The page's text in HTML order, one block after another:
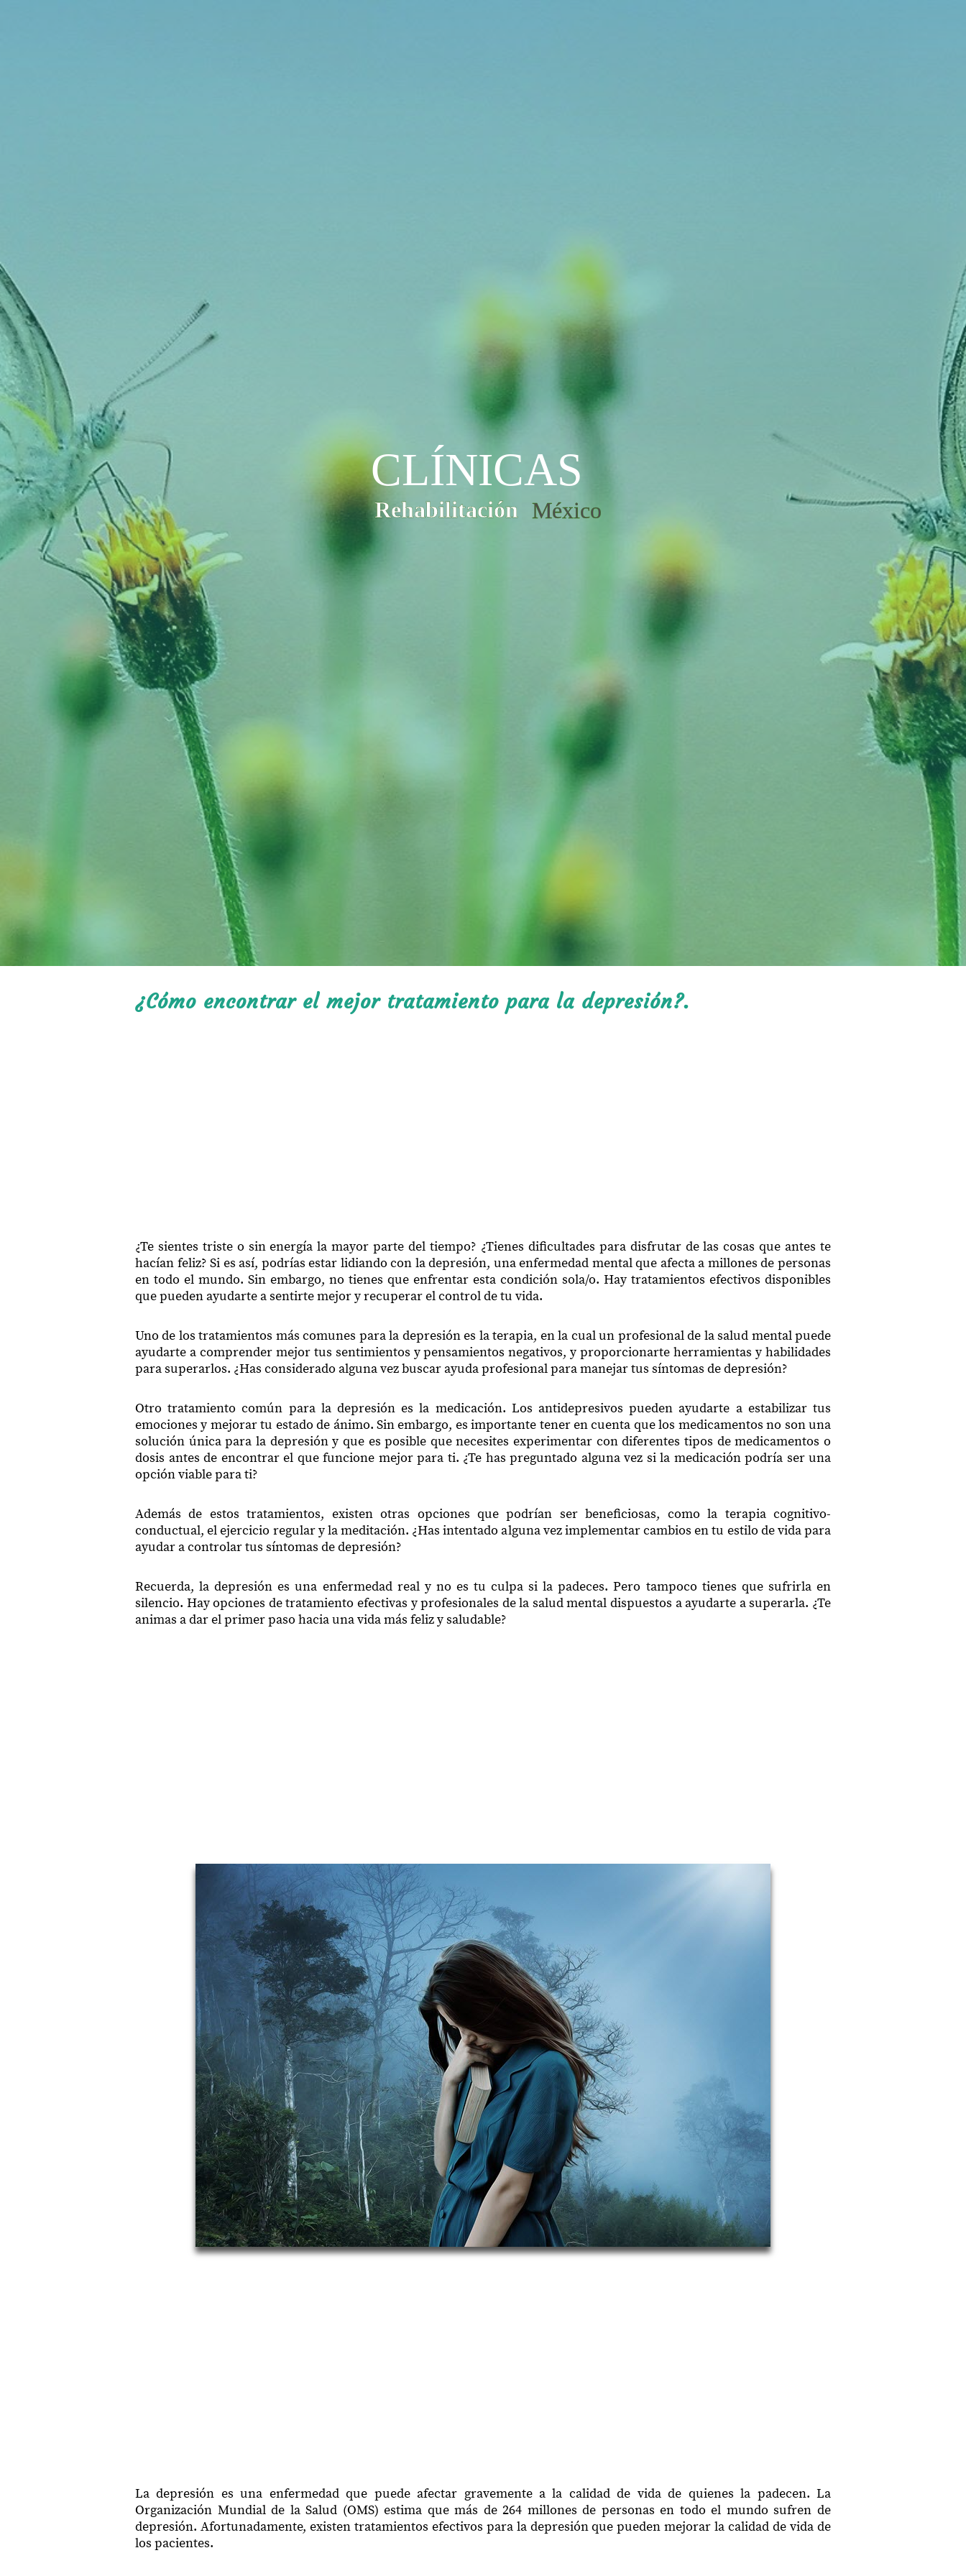
¿Cómo encontrar el mejor tratamiento para la depresión?.
¿Te sientes triste o sin energía la mayor parte del tiempo? ¿Tienes dificultades para disfrutar de las cosas que antes te
hacían feliz? Si es así, podrías estar lidiando con la depresión, una enfermedad mental que afecta a millones de personas
en todo el mundo. Sin embargo, no tienes que enfrentar esta condición sola/o. Hay tratamientos efectivos disponibles
que pueden ayudarte a sentirte mejor y recuperar el control de tu vida.
Uno de los tratamientos más comunes para la depresión es la terapia, en la cual un profesional de la salud mental puede
ayudarte a comprender mejor tus sentimientos y pensamientos negativos, y proporcionarte herramientas y habilidades
para superarlos. ¿Has considerado alguna vez buscar ayuda profesional para manejar tus síntomas de depresión?
Otro tratamiento común para la depresión es la medicación. Los antidepresivos pueden ayudarte a estabilizar tus
emociones y mejorar tu estado de ánimo. Sin embargo, es importante tener en cuenta que los medicamentos no son una
solución única para la depresión y que es posible que necesites experimentar con diferentes tipos de medicamentos o
dosis antes de encontrar el que funcione mejor para ti. ¿Te has preguntado alguna vez si la medicación podría ser una
opción viable para ti?
Además de estos tratamientos, existen otras opciones que podrían ser beneficiosas, como la terapia cognitivo-
conductual, el ejercicio regular y la meditación. ¿Has intentado alguna vez implementar cambios en tu estilo de vida para
ayudar a controlar tus síntomas de depresión?
Recuerda, la depresión es una enfermedad real y no es tu culpa si la padeces. Pero tampoco tienes que sufrirla en
silencio. Hay opciones de tratamiento efectivas y profesionales de la salud mental dispuestos a ayudarte a superarla. ¿Te
animas a dar el primer paso hacia una vida más feliz y saludable?
La depresión es una enfermedad que puede afectar gravemente a la calidad de vida de quienes la padecen. La
Organización Mundial de la Salud (OMS) estima que más de 264 millones de personas en todo el mundo sufren de
depresión. Afortunadamente, existen tratamientos efectivos para la depresión que pueden mejorar la calidad de vida de
los pacientes.